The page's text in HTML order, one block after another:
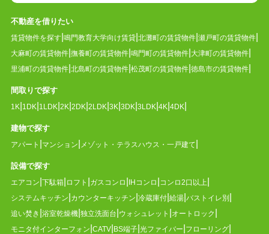
不動産を借りたい
賃貸物件を探す 鳴門教育大学向け賃貸 北灘町の賃貸物件 瀬戸町の賃貸物件
大麻町の賃貸物件 撫養町の賃貸物件 鳴門町の賃貸物件 大津町の賃貸物件
里浦町の賃貸物件 北島町の賃貸物件 松茂町の賃貸物件 徳島市の賃貸物件
間取りで探す
1K 1DK 1LDK 2K 2DK 2LDK 3K 3DK 3LDK 4K 4DK
建物で探す
アパート マンション メゾット・テラスハウス・一戸建て
設備で探す
エアコン 下駄箱 ロフト ガスコンロ IHコンロ コンロ2口以上
システムキッチン カウンターキッチン 冷蔵庫付 給湯 バストイレ別
追い焚き 浴室乾燥機 独立洗面台 ウォシュレット オートロック
モニタ付インターフォン CATV BS端子 光ファイバー フローリング